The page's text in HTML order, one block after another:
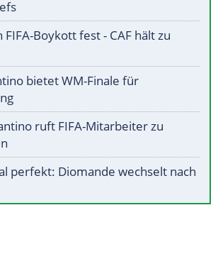
FIFA-Boykott fest - CAF hält zu
bietet WM-Finale für
ruft FIFA-Mitarbeiter zu
perfekt: Diomande wechselt nach